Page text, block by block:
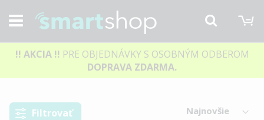
Hľadať
!! AKCIA !! PRE OBJEDNÁVKY S OSOBNÝM ODBEROM
DOPRAVA ZDARMA.
Filtrovať